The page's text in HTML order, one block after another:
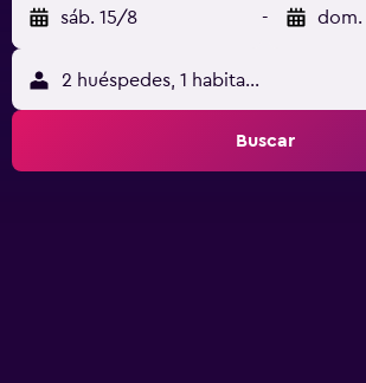
sáb. 15/8 - dom.
2 huéspedes, 1 habitación
Buscar